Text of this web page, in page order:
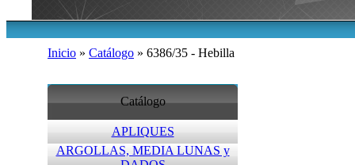
Inicio » Catálogo » 6386/35 - Hebilla
Catálogo
APLIQUES
ARGOLLAS, MEDIA LUNAS y